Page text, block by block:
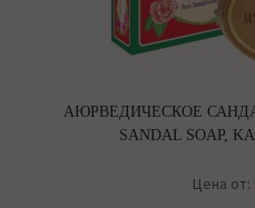
АЮРВЕДИЧЕСКОЕ
SANDAL SOAP,
Цена от: